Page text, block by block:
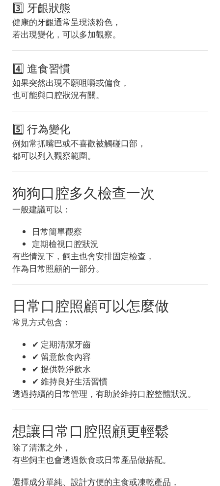
3️⃣ 牙齦狀態
健康的牙齦通常呈現淡粉色，
若出現變化，可以多加觀察。
4️⃣ 進食習慣
如果突然出現不願咀嚼或偏食，
也可能與口腔狀況有關。
5️⃣ 行為變化
例如常抓嘴巴或不喜歡被觸碰口部，
都可以列入觀察範圍。
狗狗口腔多久檢查一次
一般建議可以：
日常簡單觀察
定期檢視口腔狀況
有些情況下，飼主也會安排固定檢查，
作為日常照顧的一部分。
日常口腔照顧可以怎麼做
常見方式包含：
✔ 定期清潔牙齒
✔ 留意飲食內容
✔ 提供乾淨飲水
✔ 維持良好生活習慣
透過持續的日常管理，有助於維持口腔整體狀況。
想讓日常口腔照顧更輕鬆
除了清潔之外，
有些飼主也會透過飲食或日常產品做搭配。
選擇成分單純、設計方便的主食或凍乾產品，